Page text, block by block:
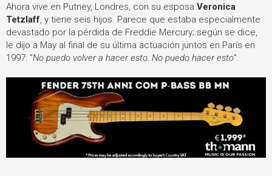
Ahora vive en Putney, Londres, con su esposa Veronica
Tetzlaff , y tiene seis hijos. Parece que estaba especialmente
devastado por la pérdida de Freddie Mercury; según se dice,
le dijo a May al final de su última actuación juntos en París en
1997: "No puedo volver a hacer esto. No puedo hacer esto".